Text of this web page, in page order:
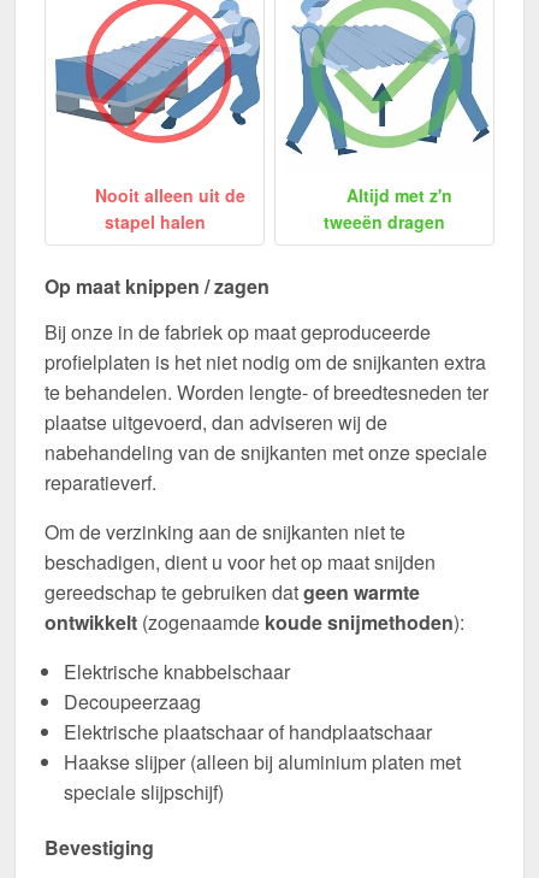
Nooit alleen uit de
stapel halen
Altijd met z'n
tweeën dragen
Op maat knippen / zagen
Bij onze in de fabriek op maat geproduceerde
profielplaten is het niet nodig om de snijkanten extra
te behandelen. Worden lengte- of breedtesneden ter
plaatse uitgevoerd, dan adviseren wij de
nabehandeling van de snijkanten met onze speciale
reparatieverf.
Om de verzinking aan de snijkanten niet te
beschadigen, dient u voor het op maat snijden
gereedschap te gebruiken datgeen warmte
ontwikkelt (zogenaamde koude snijmethoden):
Elektrische knabbelschaar
Decoupeerzaag
Elektrische plaatschaar of handplaatschaar
Haakse slijper (alleen bij aluminium platen met
speciale slijpschijf)
Bevestiging